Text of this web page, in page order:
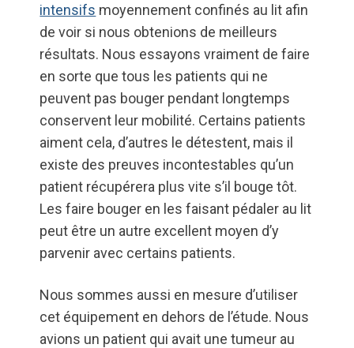
intensifs moyennement confinés au lit afin
de voir si nous obtenions de meilleurs
résultats. Nous essayons vraiment de faire
en sorte que tous les patients qui ne
peuvent pas bouger pendant longtemps
conservent leur mobilité. Certains patients
aiment cela, d’autres le détestent, mais il
existe des preuves incontestables qu’un
patient récupérera plus vite s’il bouge tôt.
Les faire bouger en les faisant pédaler au lit
peut être un autre excellent moyen d’y
parvenir avec certains patients.
Nous sommes aussi en mesure d’utiliser
cet équipement en dehors de l’étude. Nous
avions un patient qui avait une tumeur au